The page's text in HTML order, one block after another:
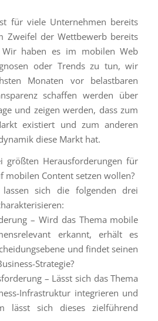
für viele Unternehmen bereits
Zweifel der Wettbewerb bereits
haben es im mobilen Web
oder Trends zu tun, wir
Monaten vor belastbaren
schaffen werden über
und zeigen werden, dass zum
existiert und zum anderen
diese Markt hat.
größten Herausforderungen für
mobilen Content setzen wollen?
lassen sich die folgenden drei
– Wird das Thema mobile
erkannt, erhält es
und findet seinen
Strategie?
– Lässt sich das Thema
Infrastruktur integrieren und
lässt sich dieses zielführend